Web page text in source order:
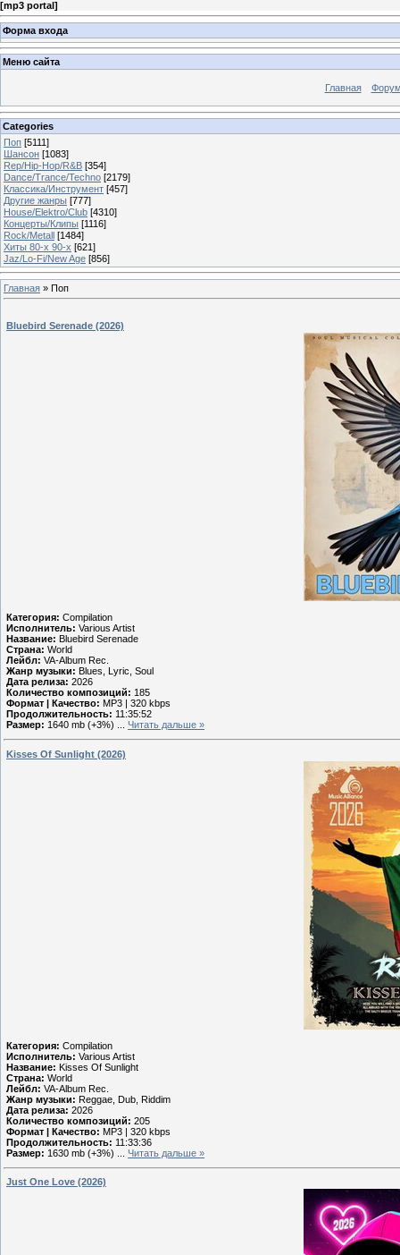
[mp3 portal]
Форма входа
Меню сайта
Главная
Categories
Поп [5111]
Шансон [1083]
Rep/Hip-Hop/R&B [354]
Dance/Trance/Techno [2179]
Классика/Инструмент [457]
Другие жанры [777]
House/Elektro/Club [4310]
Концерты/Клипы [1116]
Rock/Metall [1484]
Хиты 80-х 90-х [621]
Jaz/Lo-Fi/New Age [856]
Главная » Поп
Bluebird Serenade (2026)
Категория: Compilation
Исполнитель: Various Artist
Название: Bluebird Serenade
Страна: World
Лейбл: VA-Album Rec.
Жанр музыки: Blues, Lyric, Soul
Дата релиза: 2026
Количество композиций: 185
Формат | Качество: MP3 | 320 kbps
Продолжительность: 11:35:52
Размер: 1640 mb (+3%) Читать дальше »
Kisses Of Sunlight (2026)
Категория: Compilation
Исполнитель: Various Artist
Название: Kisses Of Sunlight
Страна: World
Лейбл: VA-Album Rec.
Жанр музыки: Reggae, Dub, Riddim
Дата релиза: 2026
Количество композиций: 205
Формат | Качество: MP3 | 320 kbps
Продолжительность: 11:33:36
Размер: 1630 mb (+3%) Читать дальше »
Just One Love (2026)